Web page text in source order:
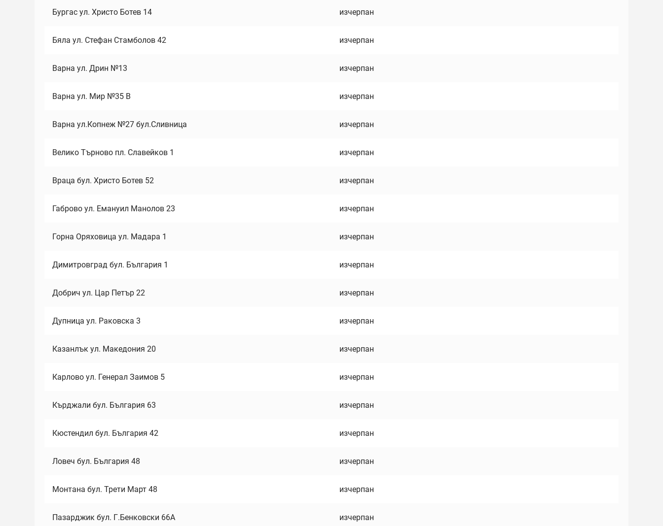
Бургас ул. Христо Ботев 14 изчерпан
Бяла ул. Стефан Стамболов 42 изчерпан
Варна ул. Дрин №13 изчерпан
Варна ул. Мир №35 В изчерпан
Варна ул.Копнеж №27 бул.Сливница изчерпан
Велико Търново пл. Славейков 1 изчерпан
Враца бул. Христо Ботев 52 изчерпан
Габрово ул. Емануил Манолов 23 изчерпан
Горна Оряховица ул. Мадара 1 изчерпан
Димитровград бул. България 1 изчерпан
Добрич ул. Цар Петър 22 изчерпан
Дупница ул. Раковска 3 изчерпан
Казанлък ул. Македония 20 изчерпан
Карлово ул. Генерал Заимов 5 изчерпан
Кърджали бул. България 63 изчерпан
Кюстендил бул. България 42 изчерпан
Ловеч бул. България 48 изчерпан
Монтана бул. Трети Март 48 изчерпан
Пазарджик бул. Г.Бенковски 66А изчерпан